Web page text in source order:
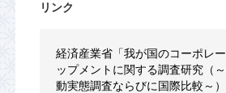
リンク
経済産業省「我が国のコーポレ
ップメントに関する調査研究（
動実態調査ならびに国際比較～）